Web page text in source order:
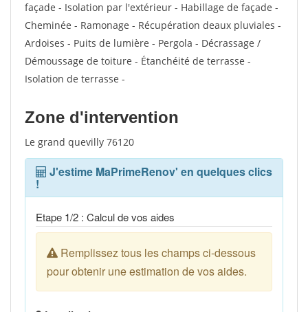
façade - Isolation par l'extérieur - Habillage de façade -
Cheminée - Ramonage - Récupération deaux pluviales -
Ardoises - Puits de lumière - Pergola - Décrassage /
Démoussage de toiture - Étanchéité de terrasse -
Isolation de terrasse -
Zone d'intervention
Le grand quevilly 76120